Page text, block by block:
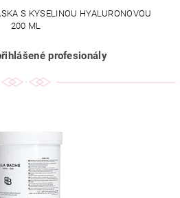
S KYSELINOU HYALURONOVOU
200 ML
profesionály